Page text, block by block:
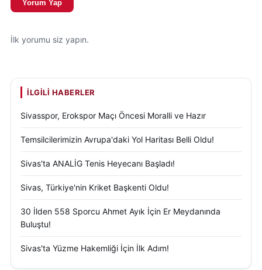
Yorum Yap
İlk yorumu siz yapın.
İLGILI HABERLER
Sivasspor, Erokspor Maçı Öncesi Moralli ve Hazır
Temsilcilerimizin Avrupa'daki Yol Haritası Belli Oldu!
Sivas'ta ANALİG Tenis Heyecanı Başladı!
Sivas, Türkiye'nin Kriket Başkenti Oldu!
30 İlden 558 Sporcu Ahmet Ayık İçin Er Meydanında
Buluştu!
Sivas'ta Yüzme Hakemliği İçin İlk Adım!